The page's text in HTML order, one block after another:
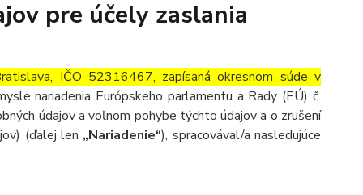
pre účely zaslania
IČO 52316467, zapísaná okresnom súde v
nariadenia Európskeho parlamentu a Rady (EÚ) č.
údajov a voľnom pohybe týchto údajov a o zrušení
(ďalej len „Nariadenie“), spracovával/a nasledujúce